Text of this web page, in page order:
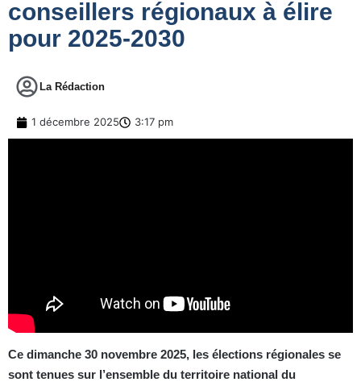
conseillers régionaux à élire
pour 2025-2030
La Rédaction
1 décembre 2025 3:17 pm
Ce dimanche 30 novembre 2025, les élections régionales se
sont tenues sur l’ensemble du territoire national du